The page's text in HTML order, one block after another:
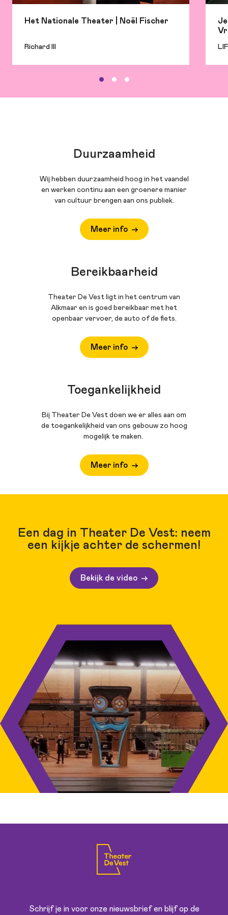
die idealen waar te maken?
Het Nationale Theater | Noël Fischer
Richard III
Duurzaamheid
Wij hebben duurzaamheid hoog in het vaandel
en werken continu aan een groenere manier
van cultuur brengen aan ons publiek.
Meer info
Bereikbaarheid
Theater De Vest ligt in het centrum van
Alkmaar en is goed bereikbaar met het
openbaar vervoer, de auto of de fiets.
Meer info
Toegankelijkheid
Bij Theater De Vest doen we er alles aan om
de toegankelijkheid van ons gebouw zo hoog
mogelijk te maken.
Meer info
Een dag in Theater De Vest: neem
een kijkje achter de schermen!
Bekijk de video
Schrijf je in voor onze nieuwsbrief en blijf op de